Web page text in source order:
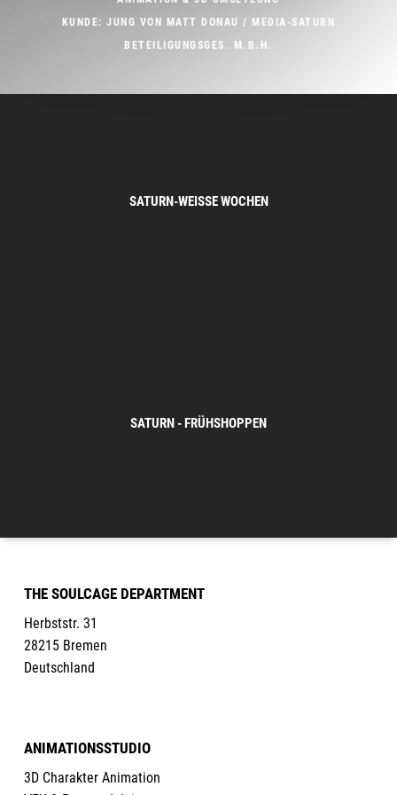
KUNDE: JUNG VON MATT DONAU / MEDIA-SATURN
BETEILIGUNGSGES. M.B.H.
SATURN-WEISSE WOCHEN
SATURN - FRÜHSHOPPEN
THE SOULCAGE DEPARTMENT
Herbststr. 31
28215 Bremen
Deutschland
ANIMATIONSSTUDIO
3D Charakter Animation